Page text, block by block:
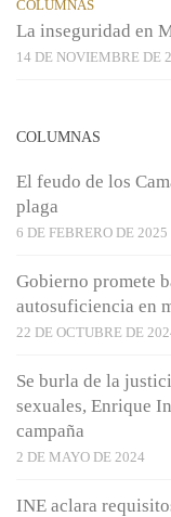
COLUMNAS
La inseguridad en
14 DE NOVIEMBRE DE
COLUMNAS
El feudo de los
plaga
6 DE FEBRERO DE 2025
Gobierno promete
autosuficiencia en
22 DE OCTUBRE DE
Se burla de la
sexuales, Enrique
campaña
2 DE MAYO DE 2024
INE aclara